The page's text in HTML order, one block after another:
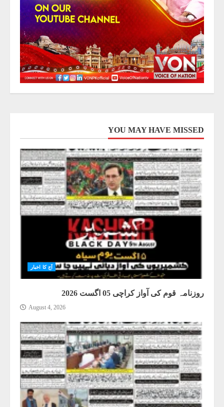
YOU MAY HAVE MISSED
آج کا اخبار
روزنامہ قوم کی آواز کراچی 05 اگست 2026
August 4, 2026